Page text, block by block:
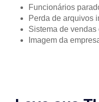
Funcionários
Perda de arquivos
Sistema de
Imagem da